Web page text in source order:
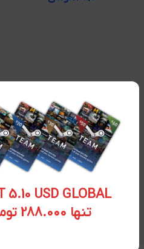
USD GLOBAL
تنها 288.000 تومان تحویل آنی